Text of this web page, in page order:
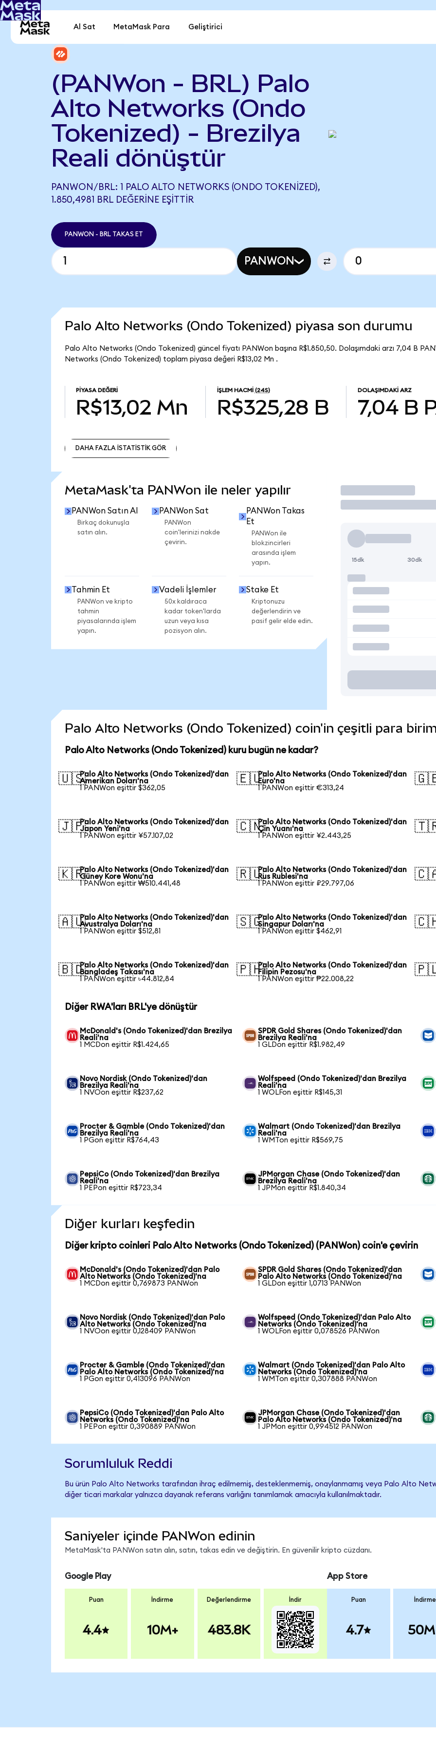
Al Sat MetaMask Para Geliştirici
(PANWon - BRL) Palo
Alto Networks (Ondo
Tokenized) - Brezilya
Reali dönüştür
PANWON/BRL: 1 PALO ALTO NETWORKS (ONDO TOKENIZED),
1.850,4981 BRL DEĞERINE EŞITTIR
PANWON - BRL TAKAS ET
PANWON
Palo Alto Networks (Ondo Tokenized) piyasa son durumu
Palo Alto Networks (Ondo Tokenized) güncel fiyatı PANWon başına R$1.850,50. Dolaşımdaki arzı 7,04 B
Networks (Ondo Tokenized) toplam piyasa değeri R$13,02 Mn .
PIYASA DEĞERI
R$13,02 Mn
İŞLEM HACMI (24S)
R$325,28 B
DOLAŞIMDAKI ARZ
7,04 B
DAHA FAZLA İSTATİSTİK GÖR
MetaMask'ta PANWon ile neler yapılır
PANWon Satın Al
Birkaç dokunuşla
satın alın.
PANWon Sat
PANWon
coin'lerinizi nakde
çevirin.
PANWon Takas
Et
PANWon ile
blokzincirleri
arasında işlem
yapın.
Tahmin Et
PANWon ve kripto
tahmin
piyasalarında işlem
yapın.
Vadeli İşlemler
50x kaldıraca
kadar token'larda
uzun veya kısa
pozisyon alın.
Stake Et
Kriptonuzu
değerlendirin ve
pasif gelir elde edin.
İşlem Yap
15dk 30dk
Palo Alto Networks (Ondo Tokenized) coin'in çeşitli para
Palo Alto Networks (Ondo Tokenized) kuru bugün ne kadar?
🇺🇸Palo Alto Networks (Ondo Tokenized)'dan
Amerikan Doları'na
1 PANWon eşittir $362,05
🇪🇺Palo Alto Networks (Ondo Tokenized)'dan
Euro'na
1 PANWon eşittir €313,24
🇯🇵Palo Alto Networks (Ondo Tokenized)'dan
Japon Yeni'na
1 PANWon eşittir ¥57.107,02
🇨🇳Palo Alto Networks (Ondo Tokenized)'dan
Çin Yuanı'na
1 PANWon eşittir ¥2.443,25
🇰🇷Palo Alto Networks (Ondo Tokenized)'dan
Güney Kore Wonu'na
1 PANWon eşittir ₩510.441,48
🇷🇺Palo Alto Networks (Ondo Tokenized)'dan
Rus Rublesi'na
1 PANWon eşittir ₽29.797,06
🇦🇺Palo Alto Networks (Ondo Tokenized)'dan
Avustralya Doları'na
1 PANWon eşittir $512,81
🇸🇬Palo Alto Networks (Ondo Tokenized)'dan
Singapur Doları'na
1 PANWon eşittir $462,91
🇧🇩Palo Alto Networks (Ondo Tokenized)'dan
Bangladeş Takası'na
1 PANWon eşittir ৳44.812,84
🇵🇭Palo Alto Networks (Ondo Tokenized)'dan
Filipin Pezosu'na
1 PANWon eşittir ₱22.008,22
Diğer RWA'ları BRL'ye dönüştür
McDonald's (Ondo Tokenized)'dan Brezilya
Reali'na
1 MCDon eşittir R$1.424,65
SPDR Gold Shares (Ondo Tokenized)'dan
Brezilya Reali'na
1 GLDon eşittir R$1.982,49
Novo Nordisk (Ondo Tokenized)'dan
Brezilya Reali'na
1 NVOon eşittir R$237,62
Wolfspeed (Ondo Tokenized)'dan Brezilya
Reali'na
1 WOLFon eşittir R$145,31
Procter & Gamble (Ondo Tokenized)'dan
Brezilya Reali'na
1 PGon eşittir R$764,43
Walmart (Ondo Tokenized)'dan Brezilya
Reali'na
1 WMTon eşittir R$569,75
PepsiCo (Ondo Tokenized)'dan Brezilya
Reali'na
1 PEPon eşittir R$723,34
JPMorgan Chase (Ondo Tokenized)'dan
Brezilya Reali'na
1 JPMon eşittir R$1.840,34
Diğer kurları keşfedin
Diğer kripto coinleri Palo Alto Networks (Ondo Tokenized) (PANWon) coin'e çevirin
McDonald's (Ondo Tokenized)'dan Palo
Alto Networks (Ondo Tokenized)'na
1 MCDon eşittir 0,769873 PANWon
SPDR Gold Shares (Ondo Tokenized)'dan
Palo Alto Networks (Ondo Tokenized)'na
1 GLDon eşittir 1,0713 PANWon
Novo Nordisk (Ondo Tokenized)'dan Palo
Alto Networks (Ondo Tokenized)'na
1 NVOon eşittir 0,128409 PANWon
Wolfspeed (Ondo Tokenized)'dan Palo Alto
Networks (Ondo Tokenized)'na
1 WOLFon eşittir 0,078526 PANWon
Procter & Gamble (Ondo Tokenized)'dan
Palo Alto Networks (Ondo Tokenized)'na
1 PGon eşittir 0,413096 PANWon
Walmart (Ondo Tokenized)'dan Palo Alto
Networks (Ondo Tokenized)'na
1 WMTon eşittir 0,307888 PANWon
PepsiCo (Ondo Tokenized)'dan Palo Alto
Networks (Ondo Tokenized)'na
1 PEPon eşittir 0,390889 PANWon
JPMorgan Chase (Ondo Tokenized)'dan
Palo Alto Networks (Ondo Tokenized)'na
1 JPMon eşittir 0,994512 PANWon
Sorumluluk Reddi
Bu ürün Palo Alto Networks tarafından ihraç edilmemiş, desteklenmemiş, onaylanmamış veya Palo Alto
diğer ticari markalar yalnızca dayanak referans varlığını tanımlamak amacıyla kullanılmaktadır.
Saniyeler içinde PANWon edinin
MetaMask'ta PANWon satın alın, satın, takas edin ve değiştirin. En güvenilir kripto cüzdanı.
Google Play
Puan
4.4
İndirme
10M+
Değerlendirme
483.8K
İndir
App Store
Puan
4.7
İndirme